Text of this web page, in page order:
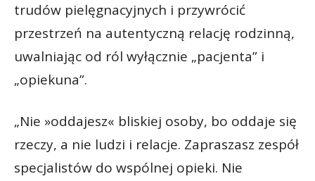
trudów pielęgnacyjnych i przywrócić
przestrzeń na autentyczną relację rodzinną,
uwalniając od ról wyłącznie „pacjenta” i
„opiekuna”.
„Nie »oddajesz« bliskiej osoby, bo oddaje się
rzeczy, a nie ludzi i relacje. Zapraszasz zespół
specjalistów do wspólnej opieki. Nie